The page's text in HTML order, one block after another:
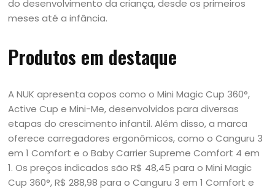
do desenvolvimento da criança, desde os primeiros
meses até a infância.
Produtos em destaque
A NUK apresenta copos como o Mini Magic Cup 360°,
Active Cup e Mini-Me, desenvolvidos para diversas
etapas do crescimento infantil. Além disso, a marca
oferece carregadores ergonômicos, como o Canguru 3
em 1 Comfort e o Baby Carrier Supreme Comfort 4 em
1. Os preços indicados são R$ 48,45 para o Mini Magic
Cup 360°, R$ 288,98 para o Canguru 3 em 1 Comfort e